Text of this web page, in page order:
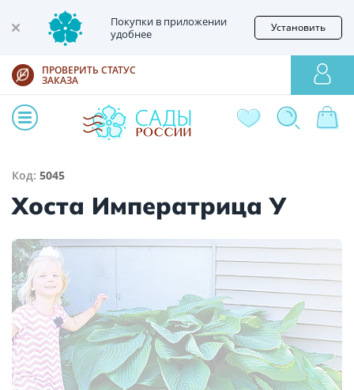
Покупки в приложении
удобнее
Установить
ПРОВЕРИТЬ СТАТУС
ЗАКАЗА
Код: 5045
Хоста Императрица У